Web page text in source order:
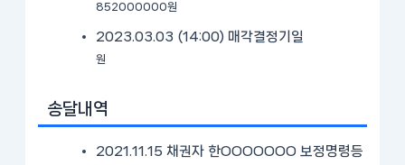
852000000원
2023.03.03 (14:00) 매각결정기일
원
송달내역
2021.11.15 채권자 한OOOOOOO 보정명령등